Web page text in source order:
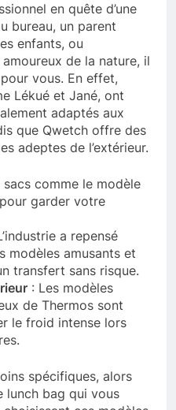
en quête d’une
bureau, un parent
enfants, ou
de la nature, il
vous. En effet,
Lékué et Jané, ont
adaptés aux
que Qwetch offre des
adeptes de l’extérieur.
sacs comme le modèle
garder votre
a repensé
modèles amusants et
transfert sans risque.
: Les modèles
de Thermos sont
le froid intense lors
spécifiques, alors
lunch bag qui vous